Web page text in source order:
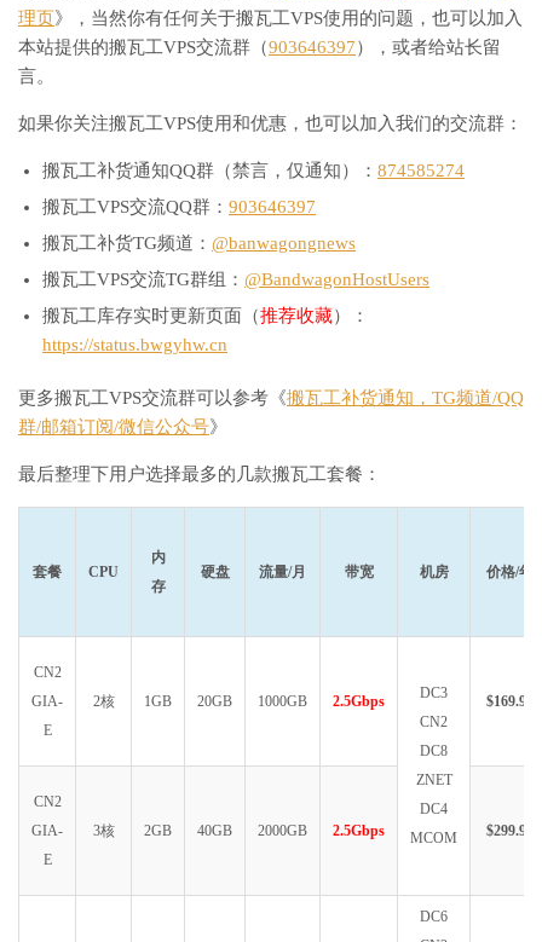
理页》，当然你有任何关于搬瓦工VPS使用的问题，也可以加入
本站提供的搬瓦工VPS交流群（903646397），或者给站长留
言。
如果你关注搬瓦工VPS使用和优惠，也可以加入我们的交流群：
搬瓦工补货通知QQ群（禁言，仅通知）： 874585274
搬瓦工VPS交流QQ群： 903646397
搬瓦工补货TG频道： @banwagongnews
搬瓦工VPS交流TG群组： @BandwagonHostUsers
搬瓦工库存实时更新页面（推荐收藏）：
https://status.bwgyhw.cn
更多搬瓦工VPS交流群可以参考《搬瓦工补货通知，TG频道/QQ
群/邮箱订阅/微信公众号》
最后整理下用户选择最多的几款搬瓦工套餐：
套餐 CPU
内
存
硬盘 流量/月 带宽 机房 价格/年
CN2
GIA-
E
2核 1GB 20GB 1000GB 2.5Gbps
DC3
CN2
DC8
ZNET
DC4
MCOM
$169.99
CN2
GIA-
E
3核 2GB 40GB 2000GB 2.5Gbps $299.99
DC6